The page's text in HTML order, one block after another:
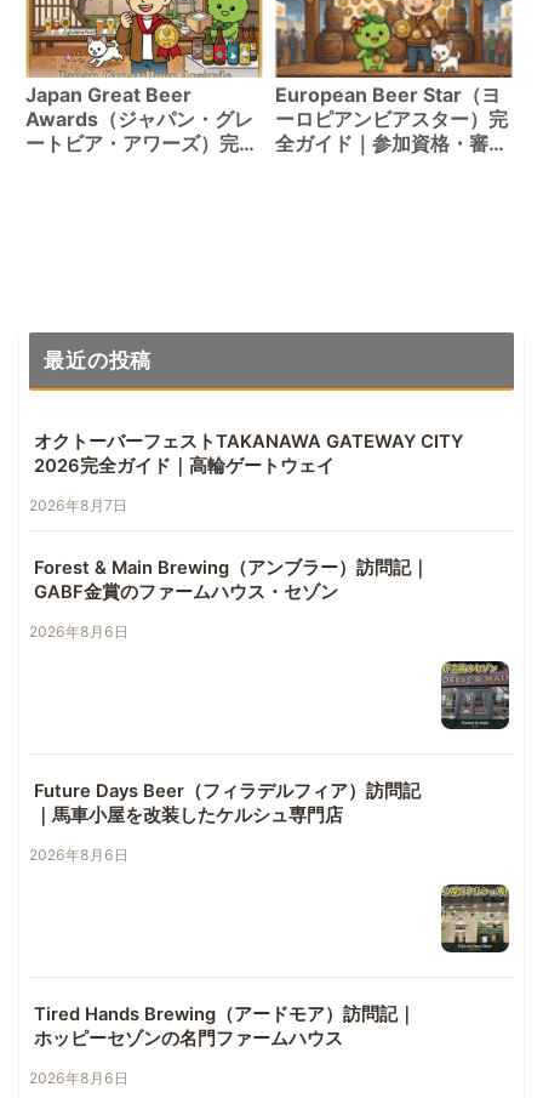
Japan Great Beer
Awards（ジャパン・グレ
ートビア・アワーズ）完全
European Beer Star（ヨ
ーロピアンビアスター）完
全ガイド｜参加資格・審査
最近の投稿
オクトーバーフェストTAKANAWA GATEWAY CITY
2026完全ガイド｜高輪ゲートウェイ
2026年8月7日
Forest & Main Brewing（アンブラー）訪問記｜
GABF金賞のファームハウス・セゾン
2026年8月6日
Future Days Beer（フィラデルフィア）訪問記
｜馬車小屋を改装したケルシュ専門店
2026年8月6日
Tired Hands Brewing（アードモア）訪問記｜
ホッピーセゾンの名門ファームハウス
2026年8月6日